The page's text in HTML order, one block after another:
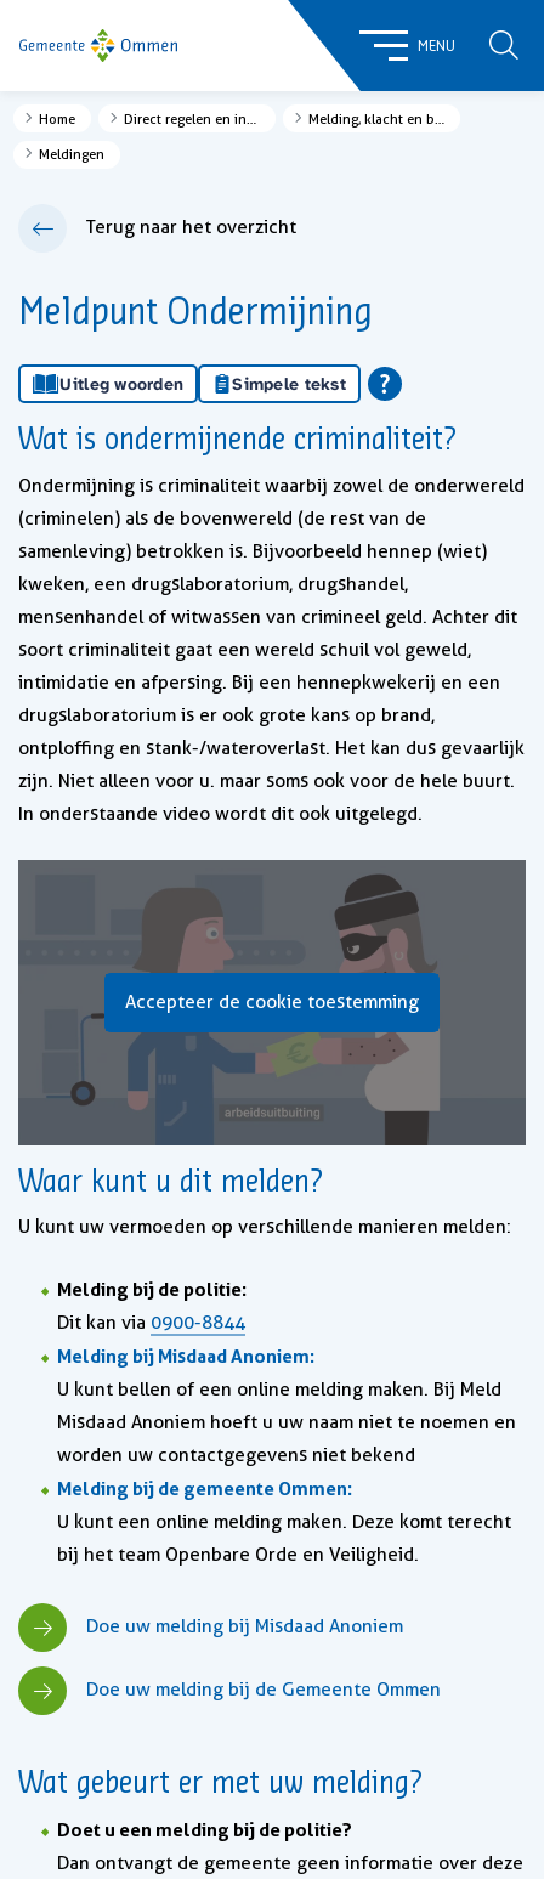
MENU
Home
Meldingen
Terug naar het overzicht
Meldpunt Ondermijning
Uitleg woorden Simpele tekst
Wat is ondermijnende criminaliteit?
Ondermijning is criminaliteit waarbij zowel de onderwereld
(criminelen) als de bovenwereld (de rest van de
samenleving) betrokken is. Bijvoorbeeld hennep (wiet)
kweken, een drugslaboratorium, drugshandel,
mensenhandel of witwassen van crimineel geld. Achter dit
soort criminaliteit gaat een wereld schuil vol geweld,
intimidatie en afpersing. Bij een hennepkwekerij en een
drugslaboratorium is er ook grote kans op brand,
ontploffing en stank-/wateroverlast. Het kan dus gevaarlijk
zijn. Niet alleen voor u. maar soms ook voor de hele buurt.
In onderstaande video wordt dit ook uitgelegd.
Accepteer de cookie toestemming
Waar kunt u dit melden?
U kunt uw vermoeden op verschillende manieren melden:
Melding bij de politie:
Dit kan via 0900-8844
Melding bij Misdaad Anoniem:
U kunt bellen of een online melding maken. Bij Meld
Misdaad Anoniem hoeft u uw naam niet te noemen en
worden uw contactgegevens niet bekend
Melding bij de gemeente Ommen:
U kunt een online melding maken. Deze komt terecht
bij het team Openbare Orde en Veiligheid.
Doe uw melding bij Misdaad Anoniem
Doe uw melding bij de Gemeente Ommen
Wat gebeurt er met uw melding?
Doet u een melding bij de politie?
Dan ontvangt de gemeente geen informatie over deze